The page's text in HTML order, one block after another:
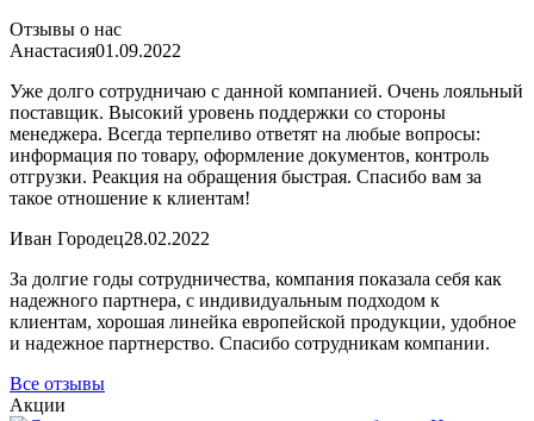
Отзывы о нас
Анастасия01.09.2022
Уже долго сотрудничаю с данной компанией. Очень лояльный
поставщик. Высокий уровень поддержки со стороны
менеджера. Всегда терпеливо ответят на любые вопросы:
информация по товару, оформление документов, контроль
отгрузки. Реакция на обращения быстрая. Спасибо вам за
такое отношение к клиентам!
Иван Городец28.02.2022
За долгие годы сотрудничества, компания показала себя как
надежного партнера, с индивидуальным подходом к
клиентам, хорошая линейка европейской продукции, удобное
и надежное партнерство. Спасибо сотрудникам компании.
Все отзывы
Акции